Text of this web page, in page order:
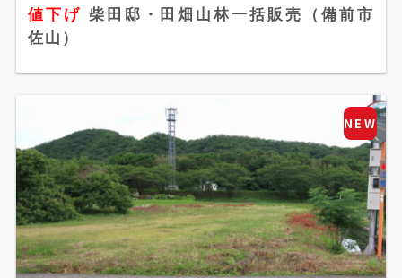
山）" width="520" height="300" />
値下げ 柴田邸・田畑山林一括販売（備前市
佐山）
NEW